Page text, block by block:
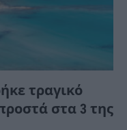
τραγικό
στα 3 της